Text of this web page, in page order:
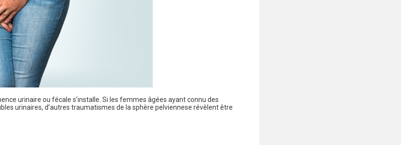
urinaire ou fécale s’installe. Si les femmes âgées ayant connu des
urinaires, d’autres traumatismes de la sphère pelviennese révèlent être